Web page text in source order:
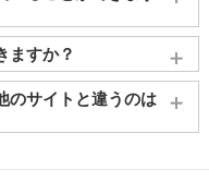
報や日の出・日の入りを
易くタイドグラフで、
ることができます。
ますか？
データ（波の高さ）に
のサイトと違うのは
定義はありません。そ